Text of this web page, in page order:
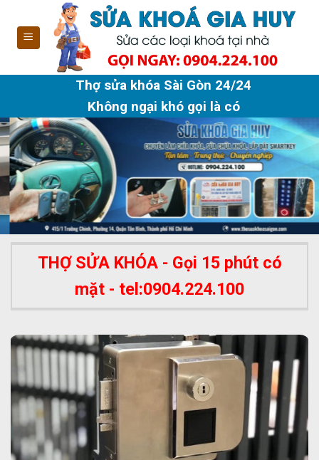
content
Thợ sửa khóa Sài Gòn 24/24
Không ngại khó gọi là có
THỢ SỬA KHÓA - Gọi 15 phút có
mặt - tel:0904.224.100